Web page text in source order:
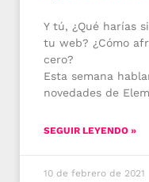
Y tú, ¿Qué harías
tu web? ¿Cómo
cero?
Esta semana
novedades de
SEGUIR LEYENDO »
10 de febrero de 2021